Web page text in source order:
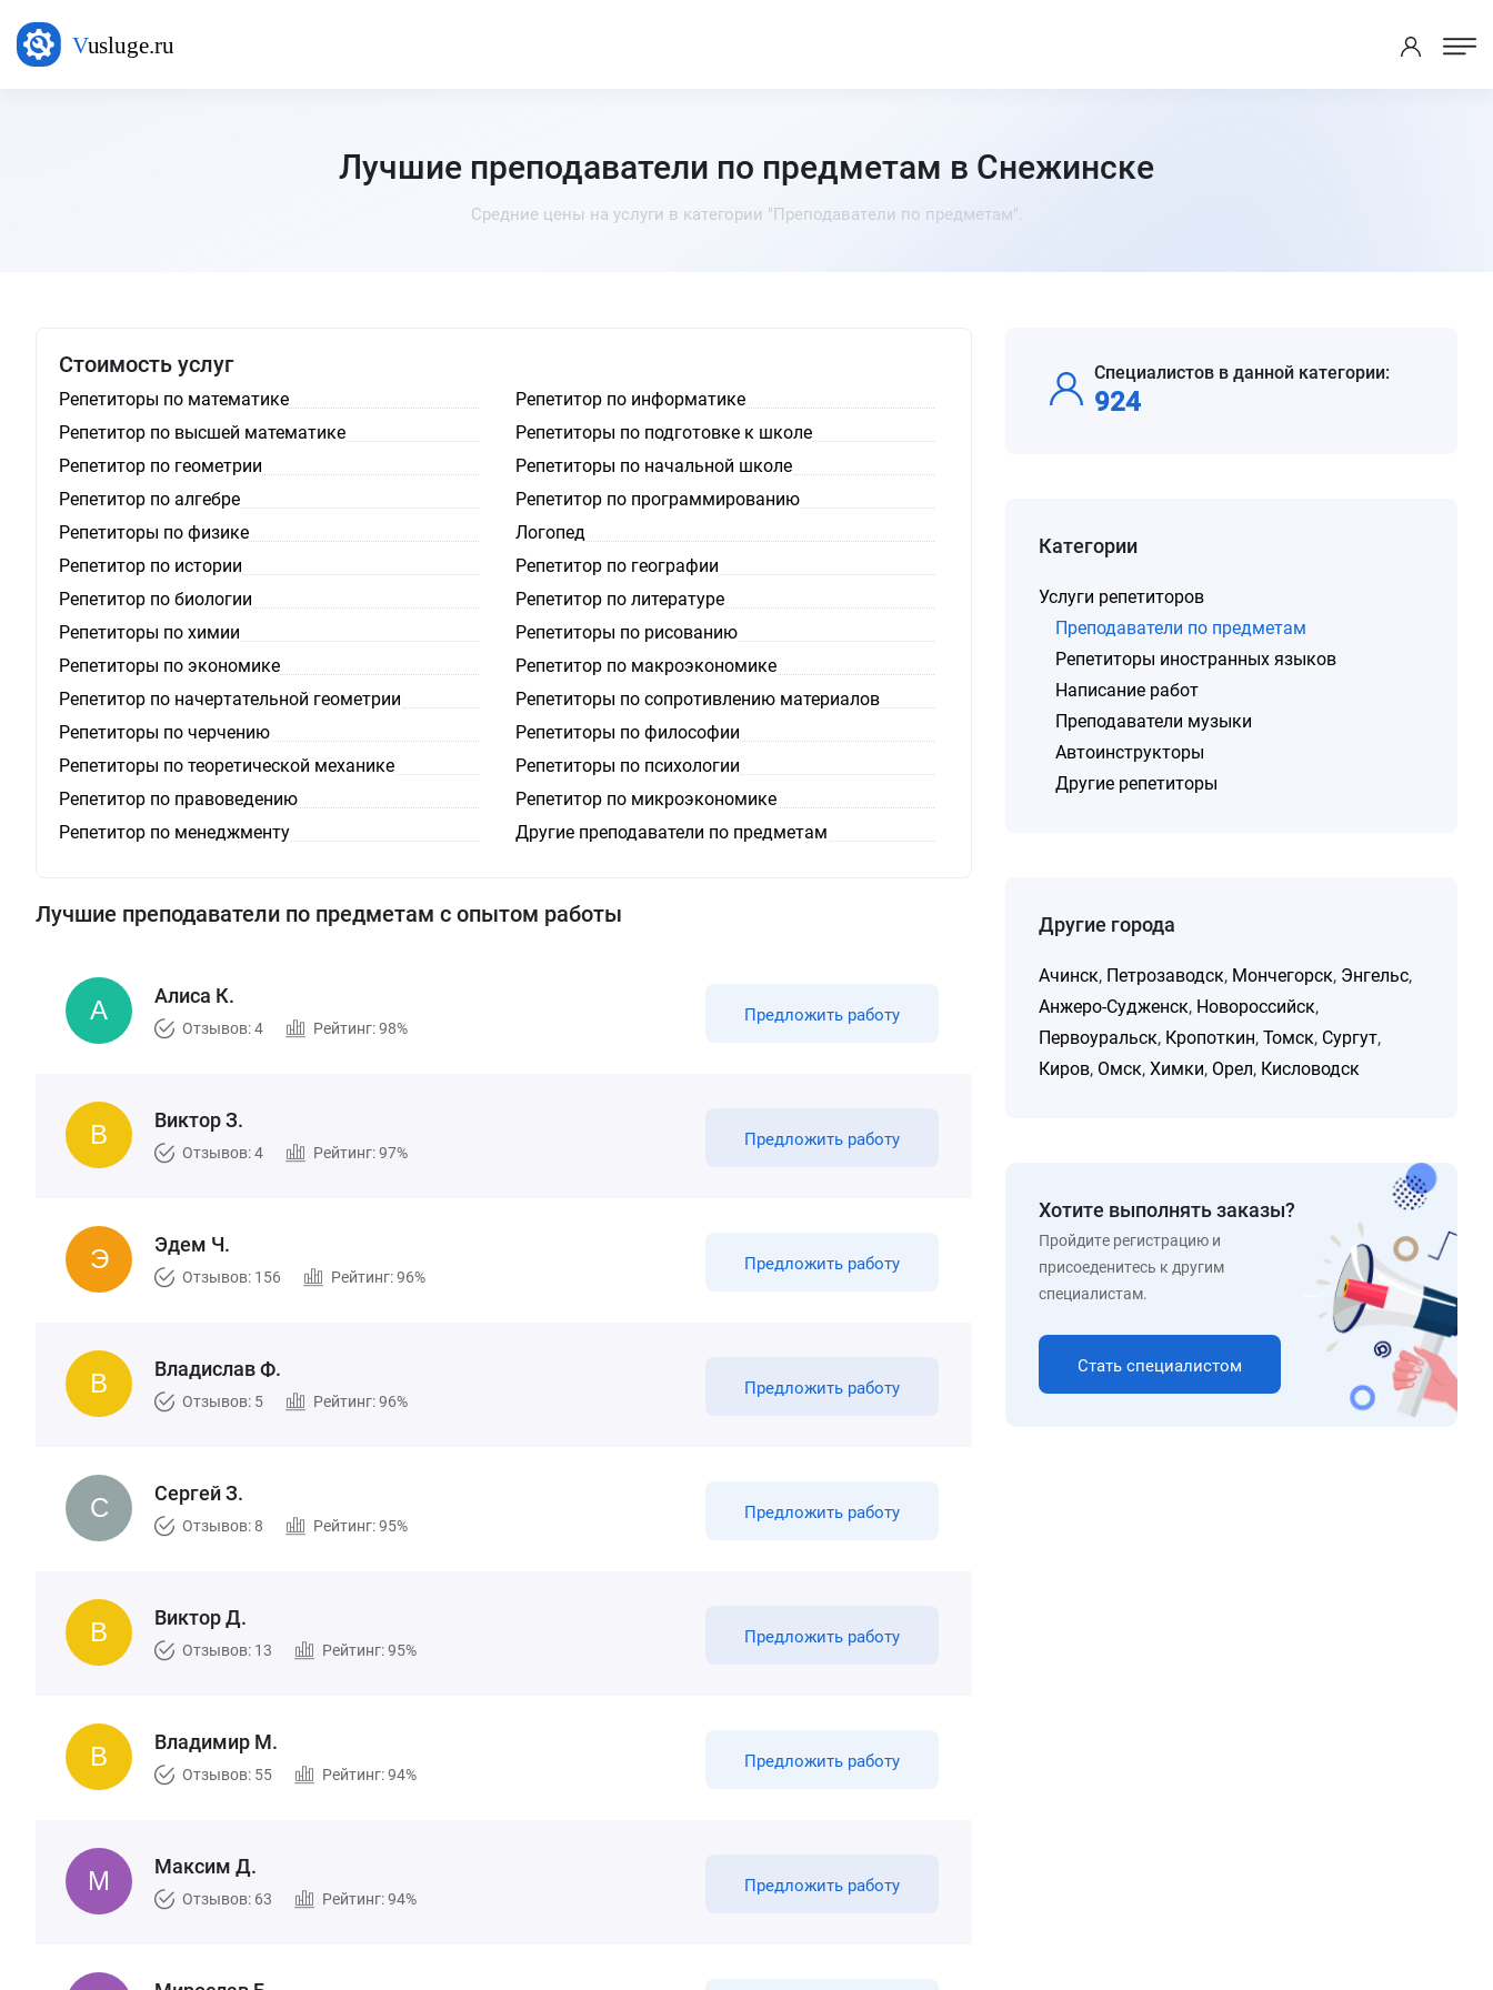
Лучшие преподаватели по предметам в Снежинске
Средние цены на услуги в категории "Преподаватели по предметам".
Стоимость услуг
Репетиторы по математике
Репетитор по информатике
Репетитор по высшей математике
Репетиторы по подготовке к школе
Репетитор по геометрии
Репетиторы по начальной школе
Репетитор по алгебре
Репетитор по программированию
Репетиторы по физике
Логопед
Репетитор по истории
Репетитор по географии
Репетитор по биологии
Репетитор по литературе
Репетиторы по химии
Репетиторы по рисованию
Репетиторы по экономике
Репетитор по макроэкономике
Репетитор по начертательной геометрии
Репетиторы по сопротивлению материалов
Репетиторы по черчению
Репетиторы по философии
Репетиторы по теоретической механике
Репетиторы по психологии
Репетитор по правоведению
Репетитор по микроэкономике
Репетитор по менеджменту
Другие преподаватели по предметам
Лучшие преподаватели по предметам с опытом работы
Алиса К.
Отзывов: 4 Рейтинг: 98%
Предложить работу
Виктор З.
Отзывов: 4 Рейтинг: 97%
Предложить работу
Эдем Ч.
Отзывов: 156 Рейтинг: 96%
Предложить работу
Владислав Ф.
Отзывов: 5 Рейтинг: 96%
Предложить работу
Сергей З.
Отзывов: 8 Рейтинг: 95%
Предложить работу
Виктор Д.
Отзывов: 13 Рейтинг: 95%
Предложить работу
Владимир М.
Отзывов: 55 Рейтинг: 94%
Предложить работу
Максим Д.
Отзывов: 63 Рейтинг: 94%
Предложить работу
Специалистов в данной категории:
924
Категории
Услуги репетиторов
Преподаватели по предметам
Репетиторы иностранных языков
Написание работ
Преподаватели музыки
Автоинструкторы
Другие репетиторы
Другие города
Ачинск, Петрозаводск, Мончегорск, Энгельс,
Анжеро-Судженск, Новороссийск,
Первоуральск, Кропоткин,Томск, Сургут,
Киров, Омск,Химки, Орел, Кисловодск
Хотите выполнять заказы?
Пройдите регистрацию и
присоеденитесь к другим
специалистам.
Стать специалистом